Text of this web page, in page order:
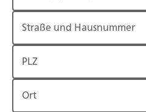
Straße und Hausnummer
PLZ
Ort